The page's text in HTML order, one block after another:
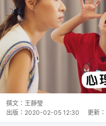
撰文： 王靜瑩
出版： 2020-02-05 12:30 更新：